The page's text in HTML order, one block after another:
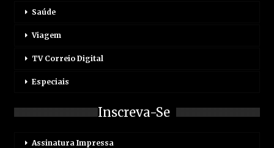
Saúde
Viagem
TV Correio Digital
Especiais
Inscreva-Se
Assinatura Impressa